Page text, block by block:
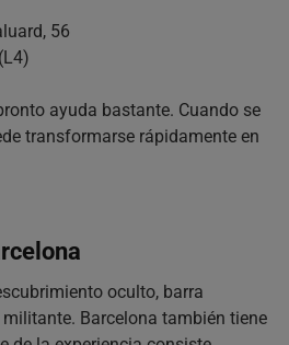
56
ayuda bastante. Cuando se
transformarse rápidamente en
oculto, barra
Barcelona también tiene